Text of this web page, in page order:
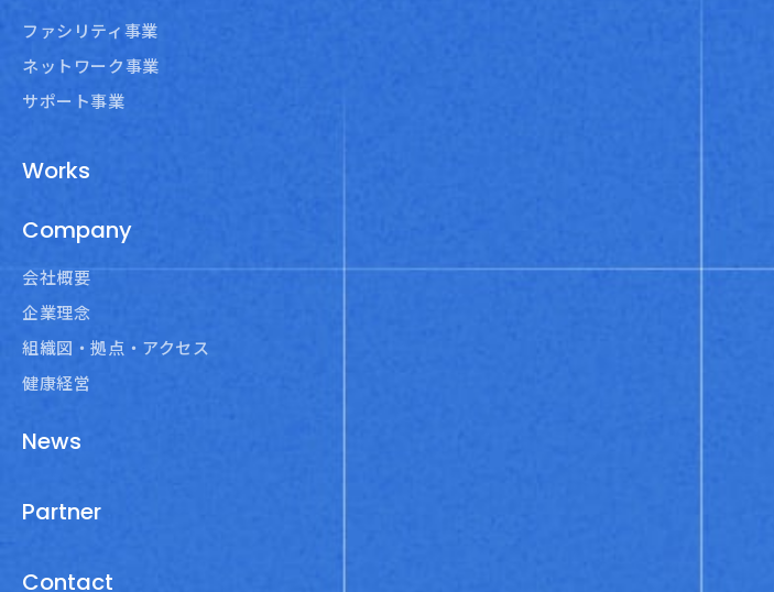
ファシリティ事業
ネットワーク事業
サポート事業
Works
Company
会社概要
企業理念
組織図・拠点・アクセス
健康経営
News
Partner
Contact